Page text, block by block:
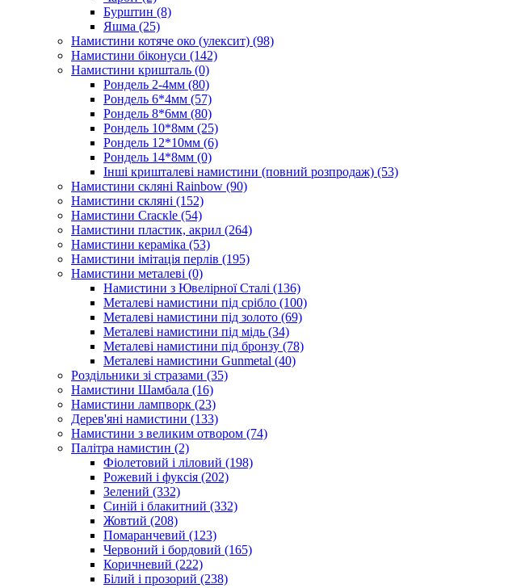
Бурштин (8)
Яшма (25)
Намистини котяче око (улексит) (98)
Намистини біконуси (142)
Намистини кришталь (0)
Рондель 2-4мм (80)
Рондель 6*4мм (57)
Рондель 8*6мм (80)
Рондель 10*8мм (25)
Рондель 12*10мм (6)
Рондель 14*8мм (0)
Інші кришталеві намистини (повний розпродаж) (53)
Намистини скляні Rainbow (90)
Намистини скляні (152)
Намистини Cracкle (54)
Намистини пластик, акрил (264)
Намистини кераміка (53)
Намистини імітація перлів (195)
Намистини металеві (0)
Намистини з Ювелірної Сталі (136)
Металеві намистини під срібло (100)
Металеві намистини під золото (69)
Металеві намистини під мідь (34)
Металеві намистини під бронзу (78)
Металеві намистини Gunmetal (40)
Роздільники зі стразами (35)
Намистини Шамбала (16)
Намистини лампворк (23)
Дерев'яні намистини (133)
Намистини з великим отвором (74)
Палітра намистин (2)
Фіолетовий і ліловий (198)
Рожевий і фуксія (202)
Зелений (332)
Синій і блакитний (332)
Жовтий (208)
Помаранчевий (123)
Червоний і бордовий (165)
Коричневий (222)
Білий і прозорий (238)